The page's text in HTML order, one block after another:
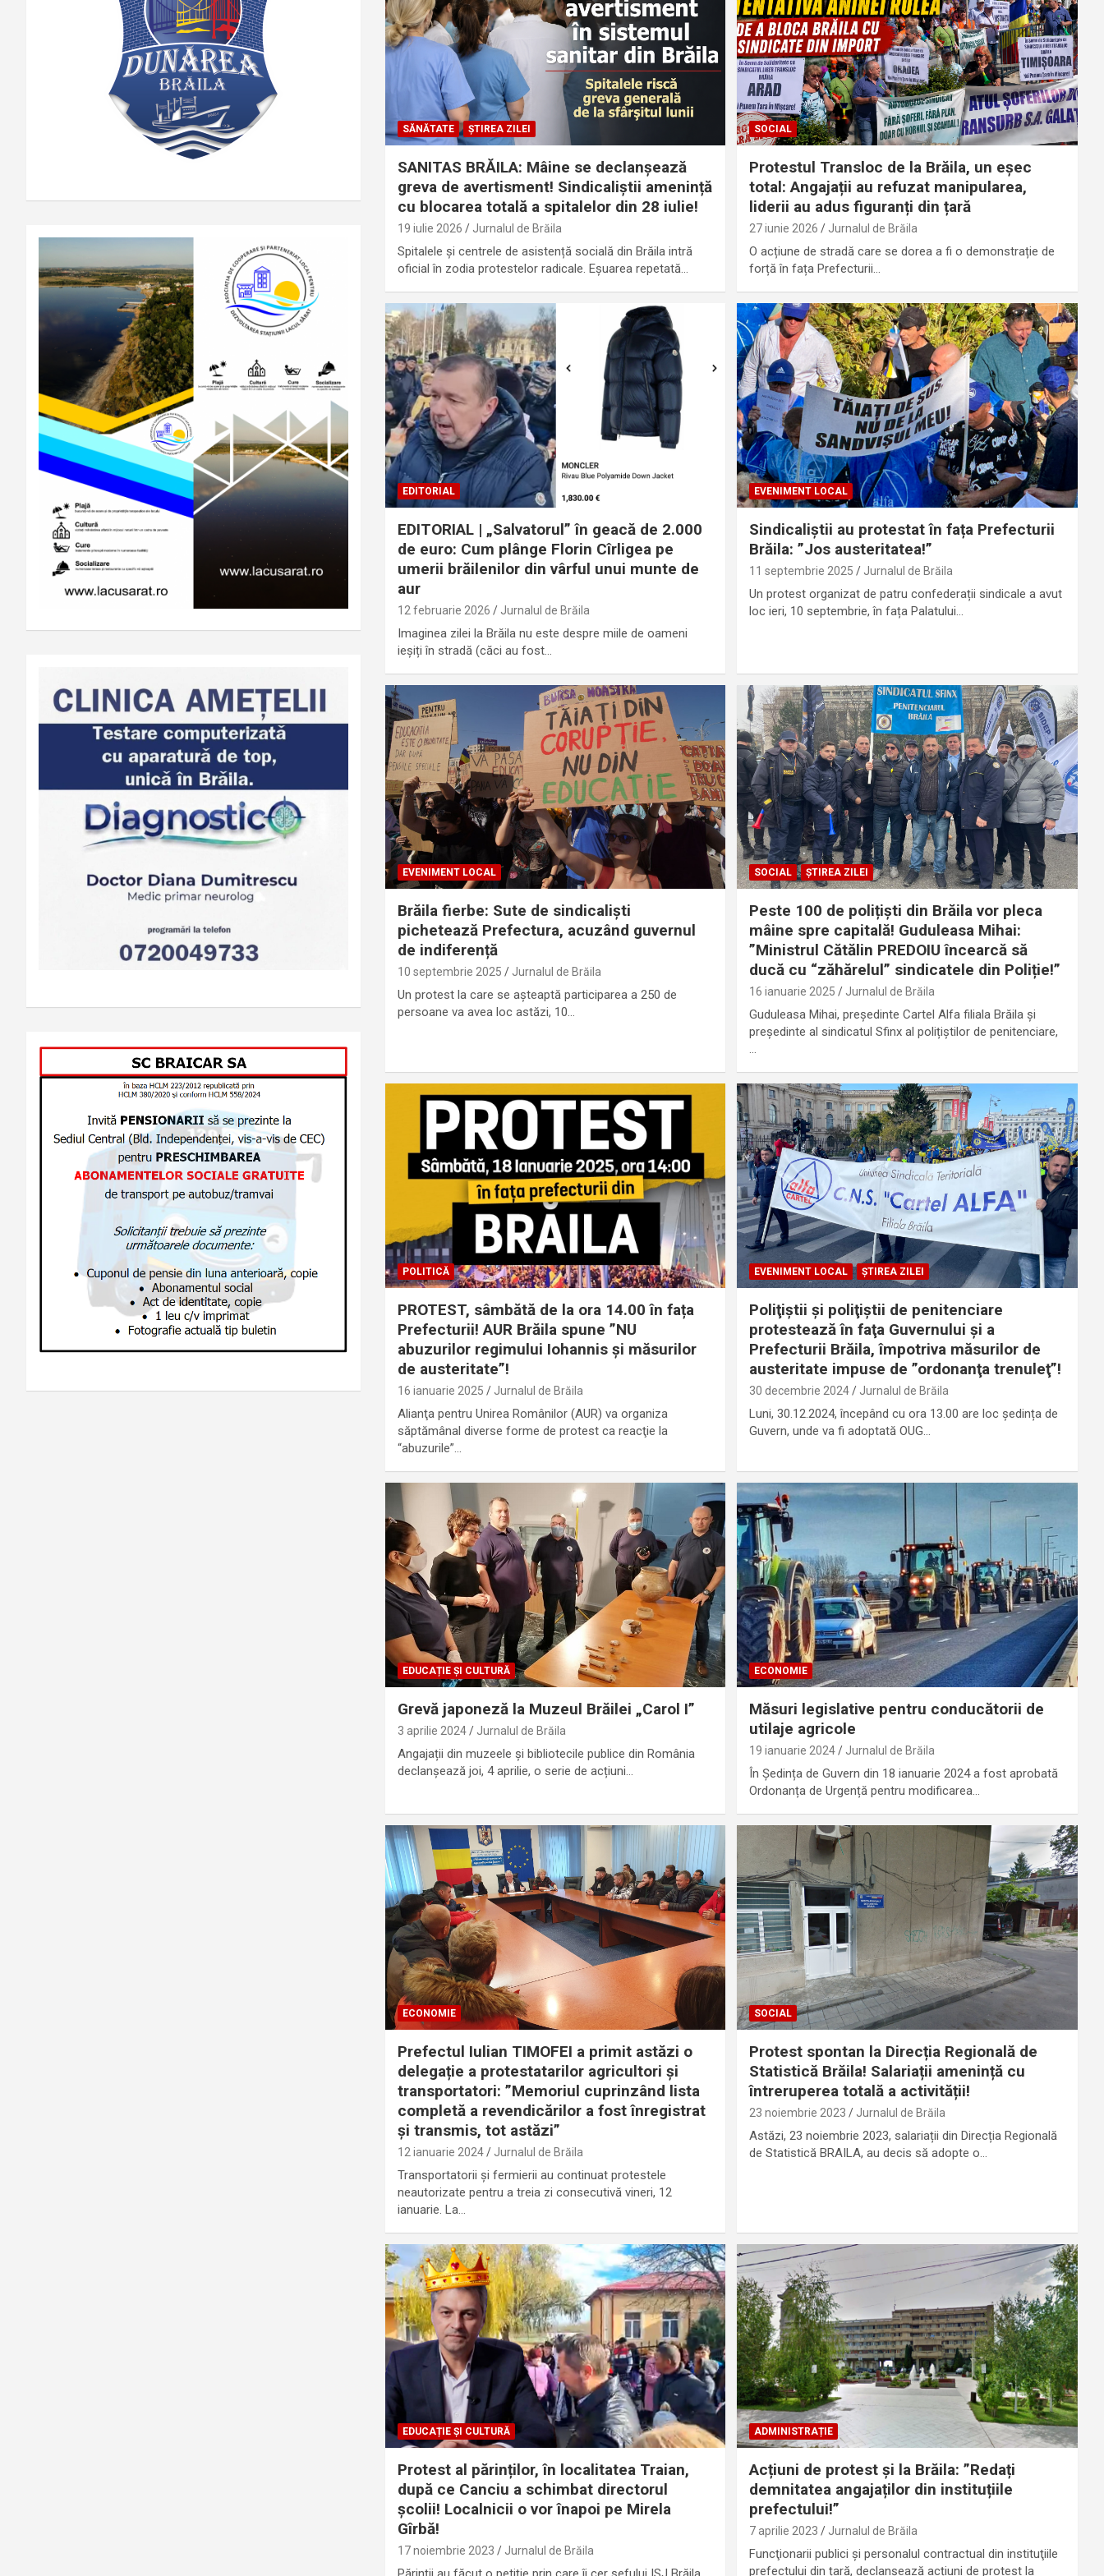
SĂNĂTATE ȘTIREA ZILEI
SANITAS BRĂILA: Mâine se declanșează
greva de avertisment! Sindicaliștii amenință
cu blocarea totală a spitalelor din 28 iulie!
19 iulie 2026 Jurnalul de Brăila
Spitalele și centrele de asistență socială din Brăila intră
oficial în zodia protestelor radicale. Eșuarea repetată…
SOCIAL
Protestul Transloc de la Brăila, un eșec
total: Angajații au refuzat manipularea,
liderii au adus figuranți din țară
27 iunie 2026 Jurnalul de Brăila
O acțiune de stradă care se dorea a fi o demonstrație de
forță în fața Prefecturii…
EDITORIAL
EDITORIAL | „Salvatorul” în geacă de 2.000
de euro: Cum plânge Florin Cîrligea pe
umerii brăilenilor din vârful unui munte de
aur
12 februarie 2026 Jurnalul de Brăila
Imaginea zilei la Brăila nu este despre miile de oameni
ieșiți în stradă (căci au fost…
EVENIMENT LOCAL
Sindicaliștii au protestat în fața Prefecturii
Brăila: ”Jos austeritatea!”
11 septembrie 2025 Jurnalul de Brăila
Un protest organizat de patru confederații sindicale a avut
loc ieri, 10 septembrie, în fața Palatului…
EVENIMENT LOCAL
Brăila fierbe: Sute de sindicaliști
pichetează Prefectura, acuzând guvernul
de indiferență
10 septembrie 2025 Jurnalul de Brăila
Un protest la care se așteaptă participarea a 250 de
persoane va avea loc astăzi, 10…
SOCIAL ȘTIREA ZILEI
Peste 100 de polițiști din Brăila vor pleca
mâine spre capitală! Guduleasa Mihai:
”Ministrul Cătălin PREDOIU încearcă să
ducă cu “zăhărelul” sindicatele din Poliție!”
16 ianuarie 2025 Jurnalul de Brăila
Guduleasa Mihai, președinte Cartel Alfa filiala Brăila și
președinte al sindicatul Sfinx al polițiștilor de penitenciare,
…
POLITICĂ
PROTEST, sâmbătă de la ora 14.00 în fața
Prefecturii! AUR Brăila spune ”NU
abuzurilor regimului Iohannis și măsurilor
de austeritate”!
16 ianuarie 2025 Jurnalul de Brăila
Alianţa pentru Unirea Românilor (AUR) va organiza
săptămânal diverse forme de protest ca reacţie la
“abuzurile”…
EVENIMENT LOCAL ȘTIREA ZILEI
Poliţiştii şi poliţiştii de penitenciare
protestează în faţa Guvernului și a
Prefecturii Brăila, împotriva măsurilor de
austeritate impuse de ”ordonanţa trenuleţ”!
30 decembrie 2024 Jurnalul de Brăila
Luni, 30.12.2024, începând cu ora 13.00 are loc ședința de
Guvern, unde va fi adoptată OUG…
EDUCAȚIE ȘI CULTURĂ
Grevă japoneză la Muzeul Brăilei „Carol I”
3 aprilie 2024 Jurnalul de Brăila
Angajații din muzeele și bibliotecile publice din România
declanșează joi, 4 aprilie, o serie de acțiuni…
ECONOMIE
Măsuri legislative pentru conducătorii de
utilaje agricole
19 ianuarie 2024 Jurnalul de Brăila
În Ședința de Guvern din 18 ianuarie 2024 a fost aprobată
Ordonanța de Urgență pentru modificarea…
ECONOMIE
Prefectul Iulian TIMOFEI a primit astăzi o
delegație a protestatarilor agricultori și
transportatori: ”Memoriul cuprinzând lista
completă a revendicărilor a fost înregistrat
și transmis, tot astăzi”
12 ianuarie 2024 Jurnalul de Brăila
Transportatorii și fermierii au continuat protestele
neautorizate pentru a treia zi consecutivă vineri, 12
ianuarie. La…
SOCIAL
Protest spontan la Direcția Regională de
Statistică Brăila! Salariații amenință cu
întreruperea totală a activității!
23 noiembrie 2023 Jurnalul de Brăila
Astăzi, 23 noiembrie 2023, salariații din Direcția Regională
de Statistică BRAILA, au decis să adopte o…
EDUCAȚIE ȘI CULTURĂ
Protest al părinților, în localitatea Traian,
după ce Canciu a schimbat directorul
școlii! Localnicii o vor înapoi pe Mirela
Gîrbă!
17 noiembrie 2023 Jurnalul de Brăila
ADMINISTRAȚIE
Acțiuni de protest și la Brăila: ”Redați
demnitatea angajaților din instituțiile
prefectului!”
7 aprilie 2023 Jurnalul de Brăila
Funcţionarii publici şi personalul contractual din instituţiile
prefectului din țară, declanșează acțiuni de protest la